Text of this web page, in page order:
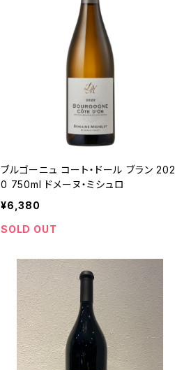
ブルゴーニュ コート・ドール ブラン 202
0 750ml ドメーヌ・ミシュロ
¥6,380
SOLD OUT